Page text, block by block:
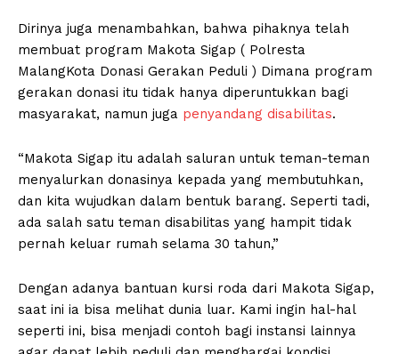
Dirinya juga menambahkan, bahwa pihaknya telah
membuat program Makota Sigap ( Polresta
MalangKota Donasi Gerakan Peduli ) Dimana program
gerakan donasi itu tidak hanya diperuntukkan bagi
masyarakat, namun juga penyandang disabilitas.
“Makota Sigap itu adalah saluran untuk teman-teman
menyalurkan donasinya kepada yang membutuhkan,
dan kita wujudkan dalam bentuk barang. Seperti tadi,
ada salah satu teman disabilitas yang hampit tidak
pernah keluar rumah selama 30 tahun,”
Dengan adanya bantuan kursi roda dari Makota Sigap,
saat ini ia bisa melihat dunia luar. Kami ingin hal-hal
seperti ini, bisa menjadi contoh bagi instansi lainnya